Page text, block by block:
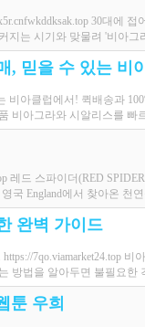
30대에
지는 시기와 맞물려 '비아
, 믿을 수 있는
아클럽에서! 퀵배송과
비아그라와 시알리스를
레드 스파이더(RED
국 England에서 찾아온 천
완벽 가이드
7qo.viamarket24.top
방법을 알아두면 불필요한
툰 우희